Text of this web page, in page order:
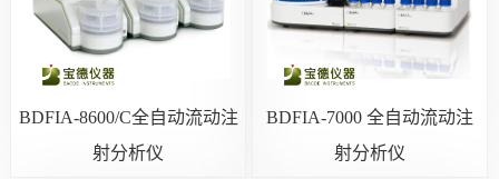
BDFIA-8600/C全自动流动注
射分析仪
BDFIA-7000 全自动流动注
射分析仪